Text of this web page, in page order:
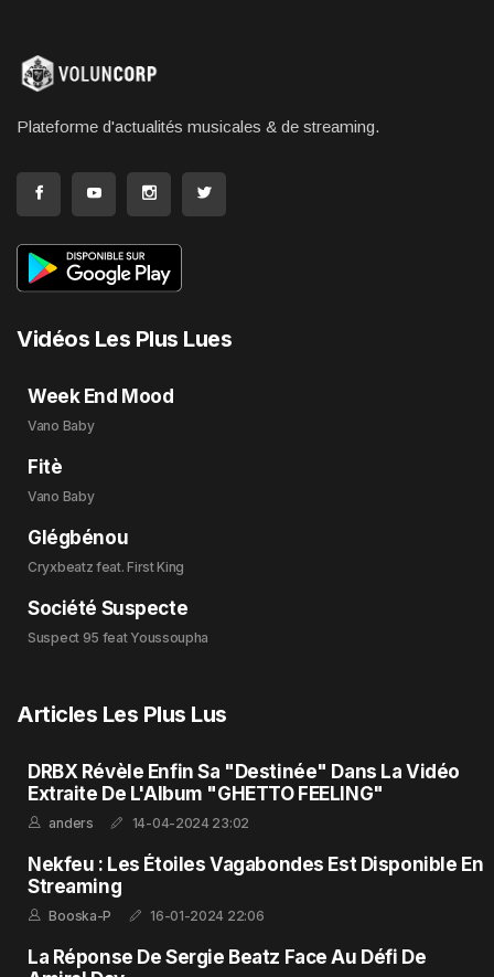
Plateforme d'actualités musicales & de streaming.
Vidéos Les Plus Lues
Week End Mood
Vano Baby
Fitè
Vano Baby
Glégbénou
Cryxbeatz feat. First King
Société Suspecte
Suspect 95 feat Youssoupha
Articles Les Plus Lus
DRBX Révèle Enfin Sa "Destinée" Dans La Vidéo
Extraite De L'Album "GHETTO FEELING"
anders 14-04-2024 23:02
Nekfeu : Les Étoiles Vagabondes Est Disponible En
Streaming
Booska-P 16-01-2024 22:06
La Réponse De Sergie Beatz Face Au Défi De